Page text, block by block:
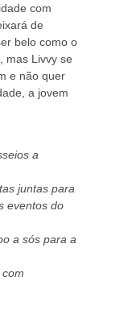
com
de
belo como o
mas Livvy se
e não quer
a jovem
a
juntas para
eventos do
a sós para a